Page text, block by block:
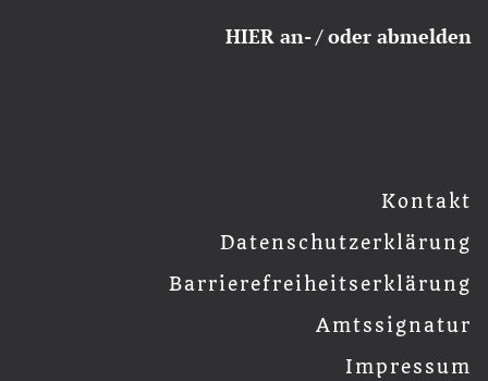
HIER an- / oder abmelden
Kontakt
Datenschutzerklärung
Barrierefreiheitserklärung
Amtssignatur
Impressum